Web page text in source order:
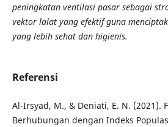
peningkatan ventilasi pasar sebagai
vektor lalat yang efektif guna
yang lebih sehat dan higienis.
Referensi
Al-Irsyad, M., & Deniati, E. N. (2021).
Berhubungan dengan Indeks